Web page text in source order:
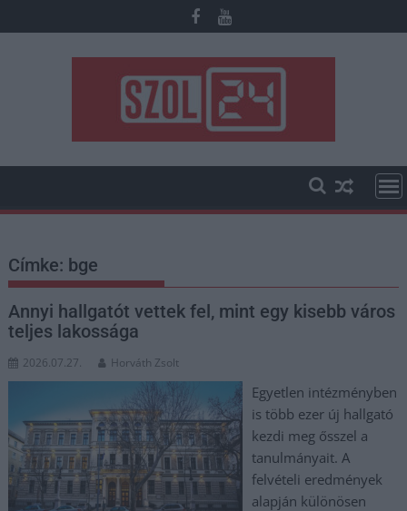
to
Címke: bge
Annyi hallgatót vettek fel, mint egy kisebb város
teljes lakossága
2026.07.27. Horváth Zsolt
Egyetlen intézményben
is több ezer új hallgató
kezdi meg ősszel a
tanulmányait. A
felvételi eredmények
alapján különösen